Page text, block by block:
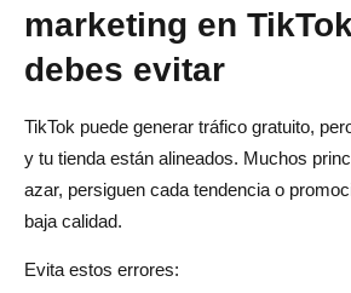
marketing en
debes evitar
TikTok puede generar tráfico gratuito,
y tu tienda están alineados. Muchos
azar, persiguen cada tendencia o
baja calidad.
Evita estos errores: